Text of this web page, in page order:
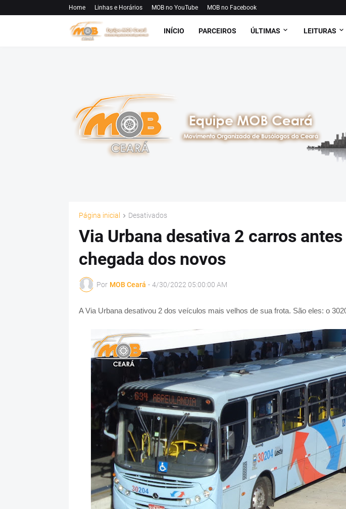
Home Linhas e Horários MOB no YouTube MOB no Facebook
INÍCIO PARCEIROS ÚLTIMAS LEITURAS
Página inicial Desativados
Via Urbana desativa 2 carros antes
chegada dos novos
Por MOB Ceará - 4/30/2022 05:00:00 AM
A Via Urbana desativou 2 dos veículos mais velhos de sua frota. São eles: o